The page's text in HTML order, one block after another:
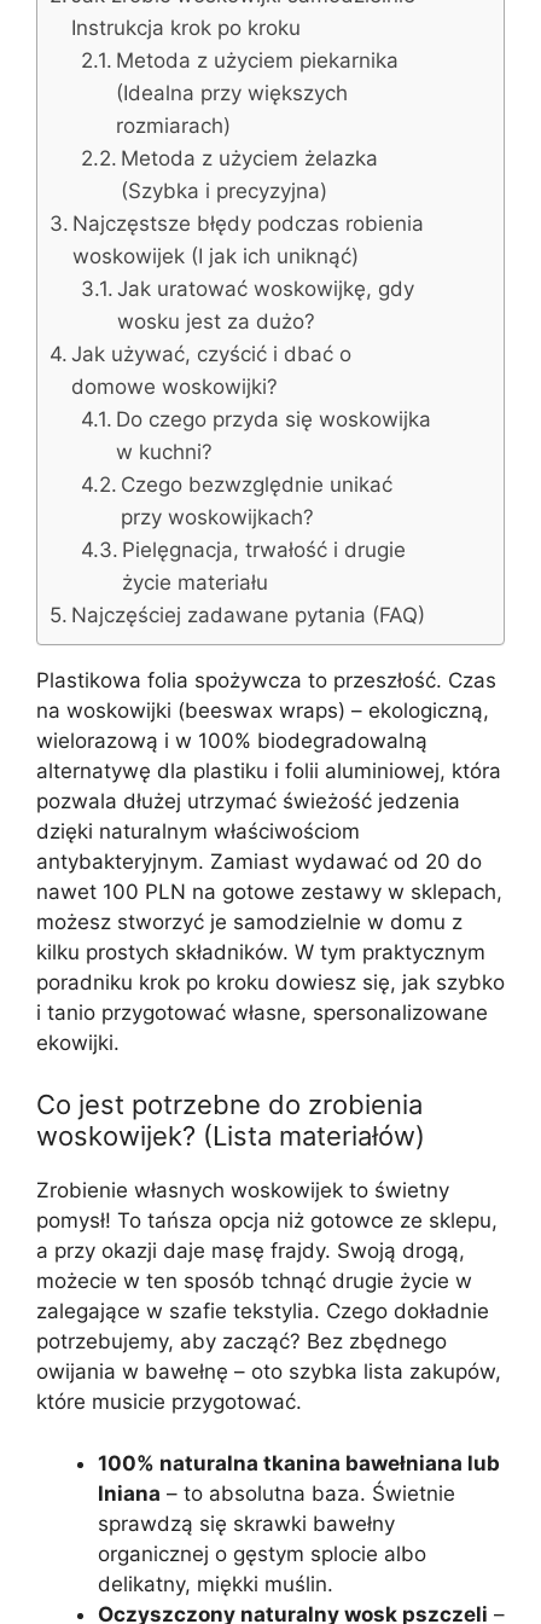
Instrukcja krok po kroku
Metoda z użyciem piekarnika
(Idealna przy większych
rozmiarach)
Metoda z użyciem żelazka
(Szybka i precyzyjna)
Najczęstsze błędy podczas robienia
woskowijek (I jak ich uniknąć)
Jak uratować woskowijkę, gdy
wosku jest za dużo?
Jak używać, czyścić i dbać o
domowe woskowijki?
Do czego przyda się woskowijka
w kuchni?
Czego bezwzględnie unikać
przy woskowijkach?
Pielęgnacja, trwałość i drugie
życie materiału
Najczęściej zadawane pytania (FAQ)
Plastikowa folia spożywcza to przeszłość. Czas
na woskowijki (beeswax wraps) – ekologiczną,
wielorazową i w 100% biodegradowalną
alternatywę dla plastiku i folii aluminiowej, która
pozwala dłużej utrzymać świeżość jedzenia
dzięki naturalnym właściwościom
antybakteryjnym. Zamiast wydawać od 20 do
nawet 100 PLN na gotowe zestawy w sklepach,
możesz stworzyć je samodzielnie w domu z
kilku prostych składników. W tym praktycznym
poradniku krok po kroku dowiesz się, jak szybko
i tanio przygotować własne, spersonalizowane
ekowijki.
Co jest potrzebne do zrobienia
woskowijek? (Lista materiałów)
Zrobienie własnych woskowijek to świetny
pomysł! To tańsza opcja niż gotowce ze sklepu,
a przy okazji daje masę frajdy. Swoją drogą,
możecie w ten sposób tchnąć drugie życie w
zalegające w szafie tekstylia. Czego dokładnie
potrzebujemy, aby zacząć? Bez zbędnego
owijania w bawełnę – oto szybka lista zakupów,
które musicie przygotować.
100% naturalna tkanina bawełniana lub
lniana – to absolutna baza. Świetnie
sprawdzą się skrawki bawełny
organicznej o gęstym splocie albo
delikatny, miękki muślin.
Oczyszczony naturalny wosk pszczeli –